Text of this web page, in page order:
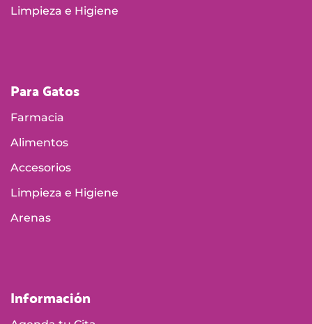
Limpieza e Higiene
Para Gatos
Farmacia
Alimentos
Accesorios
Limpieza e Higiene
Arenas
Información